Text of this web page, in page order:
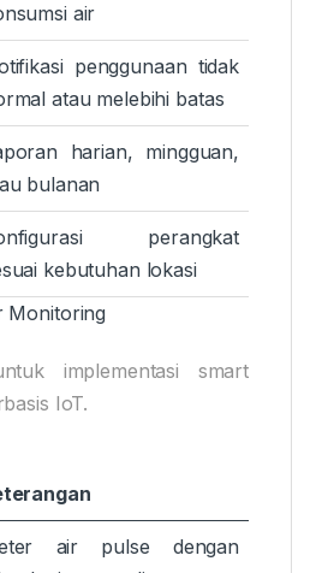
air
penggunaan tidak
atau melebihi batas
harian, mingguan,
bulanan
perangkat
kebutuhan lokasi
Monitoring
implementasi smart
IoT.
air pulse dengan